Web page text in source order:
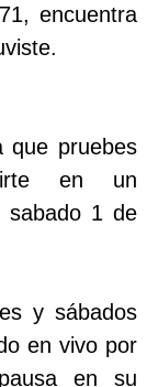
encuentra
que pruebes
en un
sabado 1 de
y sábados
en vivo por
en su